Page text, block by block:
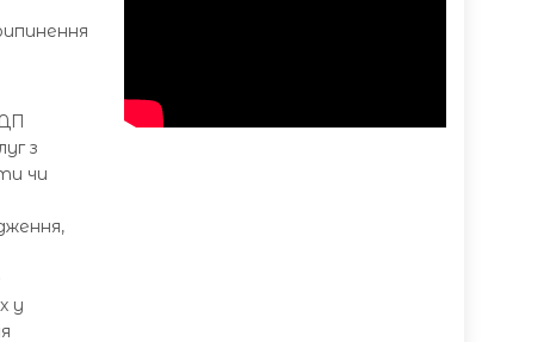
з
чи
у